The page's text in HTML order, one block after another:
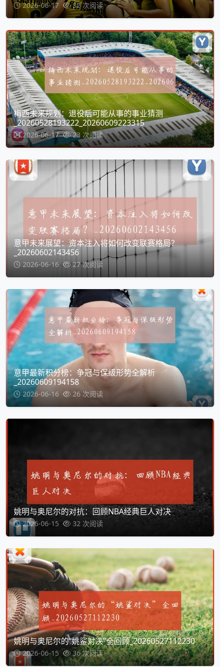
2026-06-17 32 次阅读
梅西未来规划：退役后可能从事的事业猜测
_20260528193222_20260609223315
2026-06-17 23 次阅读
意甲未来展望：资本注入将如何改变联赛格局？
_20260602143456
2026-06-16 27 次阅读
意甲最新积分榜：争冠与保级形势全解析
_20260609194158
2026-06-16 26 次阅读
姚明与奥尼尔的对抗：回顾NBA经典巨人对决
2026-06-15 32 次阅读
姚明与奥尼尔的“姚鲨对决”全回顾_20260527112230
2026-06-15 36 次阅读